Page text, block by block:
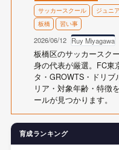
サッカースクール ジュニ
板橋
習い事
2026/06/12 Ruy Miyagawa
板橋区のサッカースク
身の代表が厳選。FC東
タ・GROWTS・ドリ
リア・対象年齢・特徴
ールが見つかります。
育成ランキング